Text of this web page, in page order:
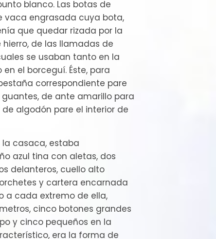
blanco. Las botas de
vaca engrasada cuya bota,
que quedar rizada por la
hierro, de las llamadas de
se usaban tanto en la
el borceguí. Éste, para
correspondiente pare
guantes, de ante amarillo para
algodón pare el interior de
la casaca, estaba
azul tina con aletas, dos
delanteros, cuello alto
y cartera encarnada
a cada extremo de ella,
cinco botones grandes
y cinco pequeños en la
era la forma de